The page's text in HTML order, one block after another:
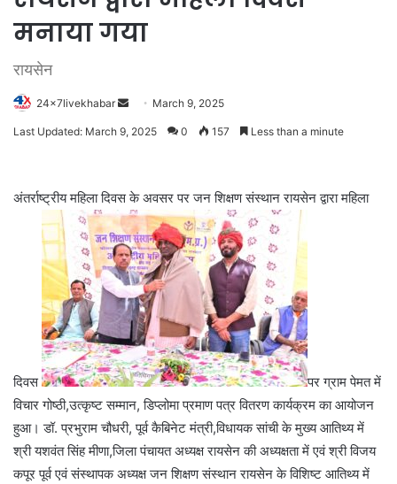
मनाया गया
रायसेन
24x7livekhabar
Send March 9, 2025
Last Updated: March 9, 2025 0 157 Less than a minute
अंतर्राष्ट्रीय महिला दिवस के अवसर पर जन शिक्षण संस्थान रायसेन द्वारा महिला
दिवस
पर ग्राम पेमत में
विचार गोष्ठी,उत्कृष्ट सम्मान, डिप्लोमा प्रमाण पत्र वितरण कार्यक्रम का आयोजन
हुआ। डॉ. प्रभुराम चौधरी, पूर्व कैबिनेट मंत्री,विधायक सांची के मुख्य आतिथ्य में
श्री यशवंत सिंह मीणा,जिला पंचायत अध्यक्ष रायसेन की अध्यक्षता में एवं श्री विजय
कपूर पूर्व एवं संस्थापक अध्यक्ष जन शिक्षण संस्थान रायसेन के विशिष्ट आतिथ्य में